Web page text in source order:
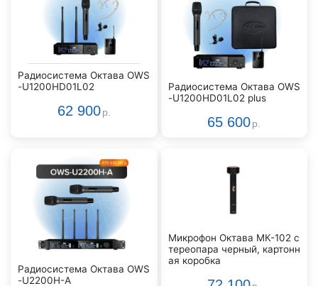
Радиосистема Октава OWS
-U1200HD01L02
62 900 р.
Радиосистема Октава OWS
-U1200HD01L02 plus
65 600 р.
Радиосистема Октава OWS
-U2200H-A
Микрофон Октава МК-102 с
тереопара черный, картонн
ая коробка